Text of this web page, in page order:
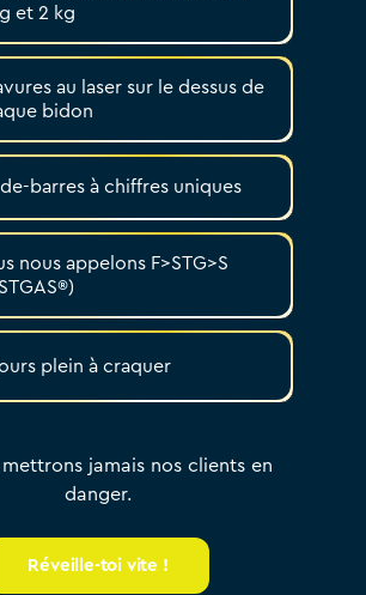
et 2 kg
au laser sur le dessus de
bidon
barres à chiffres uniques
nous appelons F>STG>S
plein à craquer
mettrons jamais nos clients en
danger.
Réveille-toi vite !